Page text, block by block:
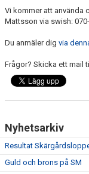
ANTIDOPING
Vi kommer att använda
Mattsson via swish:
Du anmäler dig via
Frågor? Skicka ett mail
Nyhetsarkiv
Resultat
Guld och brons på SM